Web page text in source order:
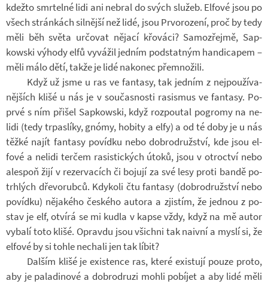
kdežto smr­telné lidi ani ne­bral do svých slu­žeb. El­fové jsou po
všech strán­kách sil­nější než lidé, jsou Pr­vo­ro­zení, proč by tedy
měli běh světa ur­čo­vat ně­jací křo­váci? Sa­mo­zřejmě, Sap­
kowski vý­hody elfů vy­vá­žil jed­ním pod­stat­ným han­di­ca­pem –
měli málo dětí, takže je lidé na­ko­nec pře­mno­žili.
Když už jsme u ras ve fan­tasy, tak jed­ním z nej­po­u­ží­va­
něj­ších klišé u nás je v sou­čas­nosti ra­sis­mus ve fan­tasy. Po­
prvé s ním při­šel Sap­kowski, když roz­pou­tal po­gromy na ne­
lidi (tedy tr­pas­líky, gnómy, ho­bity a elfy) a od té doby je u nás
těžké najít fan­tasy po­vídku nebo dob­ro­druž­ství, kde jsou el­
fové a ne­lidi ter­čem ra­sis­tic­kých útoků, jsou v ot­roc­tví nebo
ale­spoň žijí v re­zer­va­cích či bo­jují za své lesy proti bandě po­
trh­lých dře­vo­rubců. Kdy­koli čtu fan­tasy (dob­ro­druž­ství nebo
po­vídku) ně­ja­kého čes­kého au­tora a zjis­tím, že jed­nou z po­
stav je elf, ot­vírá se mi kudla v kapse vždy, když na mě autor
vy­balí toto klišé. Opravdu jsou všichni tak na­ivní a myslí si, že
el­fové by si tohle ne­chali jen tak líbit?
Dal­ším klišé je exis­tence ras, které exis­tují pouze proto,
aby je pa­la­di­nové a dob­ro­druzi mohli po­bí­jet a aby lidé měli